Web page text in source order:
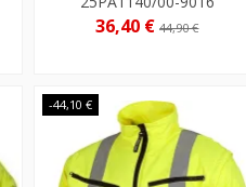
36,40 €44,90 €
-44,10 €